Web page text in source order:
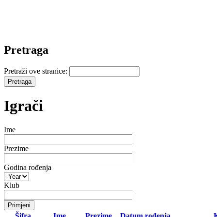
Pretraga
Pretraži ove stranice:
Igrači
Ime
Prezime
Godina rođenja
Klub